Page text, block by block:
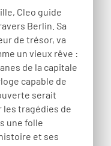
Cleo guide
Berlin. Sa
de trésor, va
un vieux rêve :
de la capitale
capable de
serait
les tragédies de
une folle
et ses